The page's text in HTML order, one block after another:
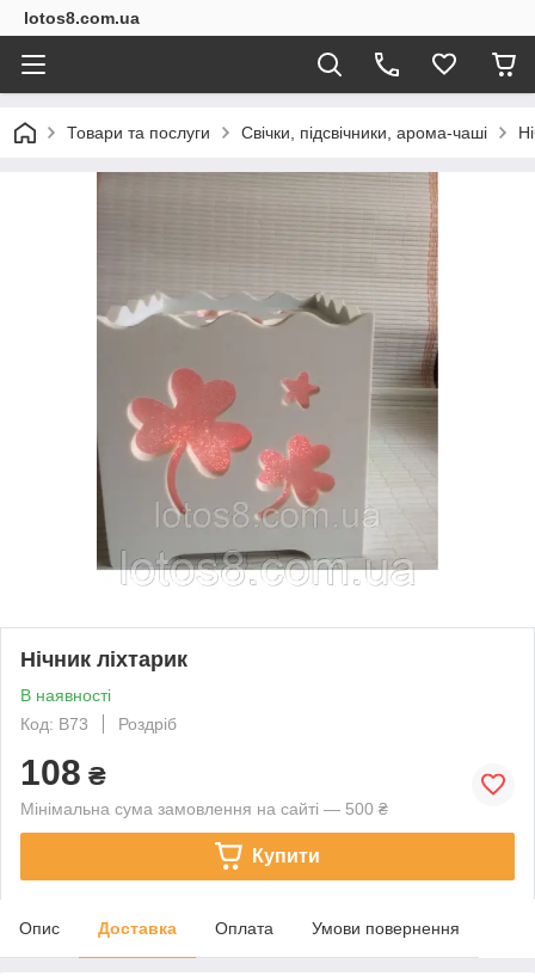
lotos8.com.ua
Товари та послуги Свічки, підсвічники, арома-чаші
Нічник ліхтарик
В наявності
Код: В73
Роздріб
108 ₴
Мінімальна сума замовлення на сайті — 500 ₴
Купити
Опис Доставка Оплата Умови повернення